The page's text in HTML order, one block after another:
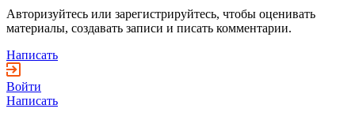
Авторизуйтесь или зарегистрируйтесь, чтобы оценивать
материалы, создавать записи и писать комментарии.
Написать
Войти
Написать